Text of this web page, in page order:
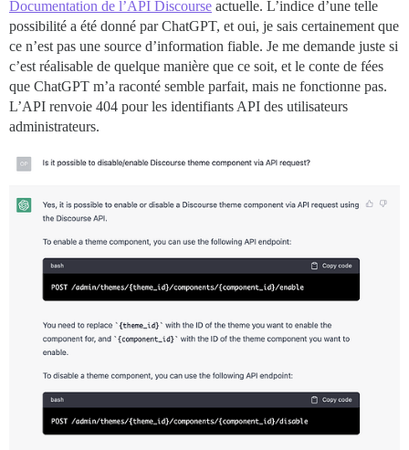
Documentation de l’API Discourse actuelle. L’indice d’une telle
possibilité a été donné par ChatGPT, et oui, je sais certainement que
ce n’est pas une source d’information fiable. Je me demande juste si
c’est réalisable de quelque manière que ce soit, et le conte de fées
que ChatGPT m’a raconté semble parfait, mais ne fonctionne pas.
L’API renvoie 404 pour les identifiants API des utilisateurs
administrateurs.